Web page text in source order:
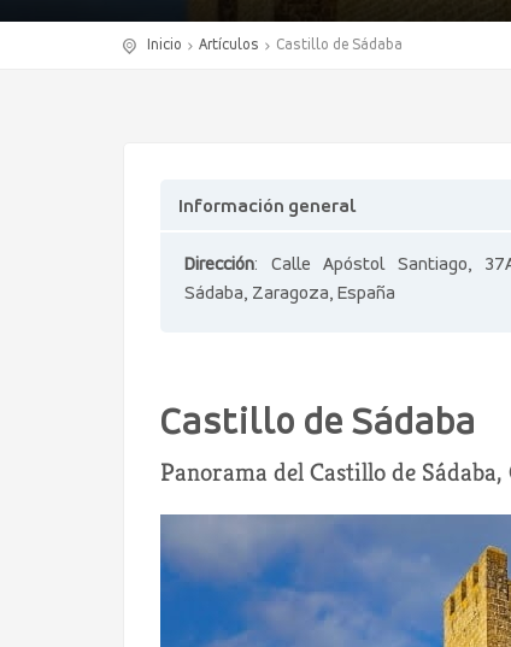
Inicio Artículos Castillo de Sádaba
Información general
Dirección: Calle Apóstol Santiago,
Sádaba, Zaragoza, España
Castillo de Sádaba
Panorama del Castillo de